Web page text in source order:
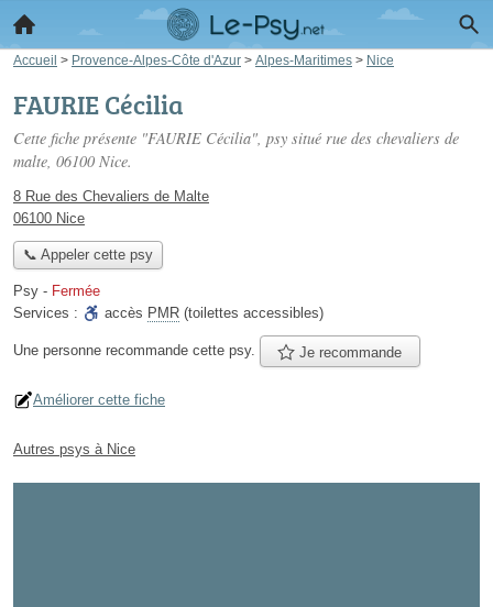
Accueil > Provence-Alpes-Côte d'Azur > Alpes-Maritimes > Nice
FAURIE Cécilia
Cette fiche présente "FAURIE Cécilia", psy situé rue des chevaliers de
malte, 06100 Nice.
8 Rue des Chevaliers de Malte
06100 Nice
📞 Appeler cette psy
Psy - Fermée
Services :
accès PMR (toilettes accessibles)
Une personne recommande cette psy. Je recommande
Améliorer cette fiche
Autres psys à Nice